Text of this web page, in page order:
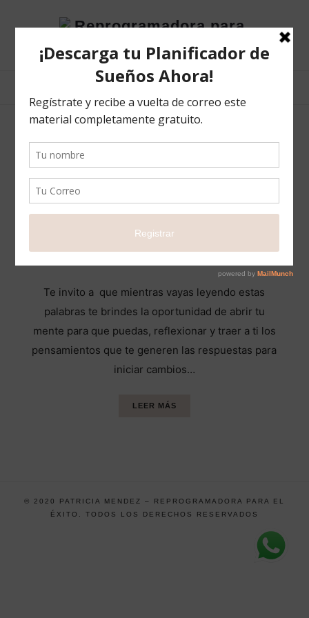
Reprogramadora
el
éxito
emociones
Los criminales que tú permites se acerquen
a ti
Te invito a que mientras vayas leyendo estas
palabras te brindes la oportunidad de abrir tu
mente para que puedas, reflexionar y traer a ti los
pensamientos que te generen las respuestas para
iniciar cambios…
LEER MÁS
© 2020 PATRICIA MENDEZ – REPROGRAMADORA PARA EL
ÉXITO. TODOS LOS DERECHOS RESERVADOS